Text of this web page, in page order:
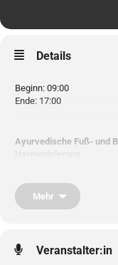
Details
Beginn: 09:00
Ende: 17:00
Ayurvedische Fuß- und
In der Lehre vom Langen
und dem Becken große
im Körper lösen. Eine
Mehr
Veranstalter:in